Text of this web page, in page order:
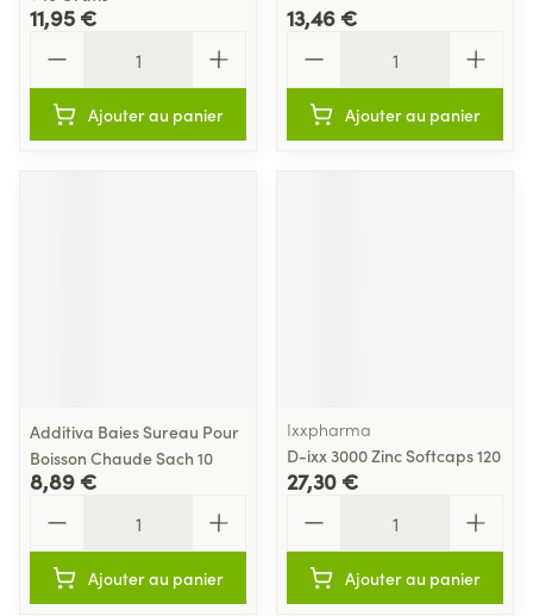
11,95 €
Ajouter au panier
13,46 €
Ajouter au panier
Additiva Baies Sureau Pour
Boisson Chaude Sach 10
8,89 €
Ajouter au panier
Ixxpharma
D-ixx 3000 Zinc Softcaps 120
27,30 €
Ajouter au panier